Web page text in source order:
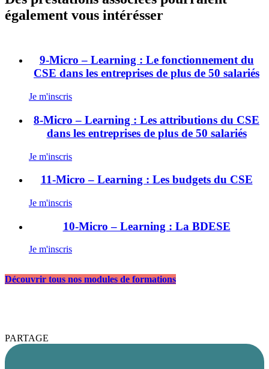
également vous intérésser
9-Micro – Learning : Le fonctionnement du
CSE dans les entreprises de plus de 50 salariés
Je m'inscris
8-Micro – Learning : Les attributions du CSE
dans les entreprises de plus de 50 salariés
Je m'inscris
11-Micro – Learning : Les budgets du CSE
Je m'inscris
10-Micro – Learning : La BDESE
Je m'inscris
Découvrir tous nos modules de formations
PARTAGE